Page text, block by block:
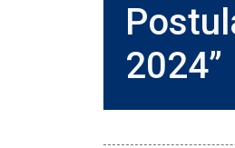
2024”